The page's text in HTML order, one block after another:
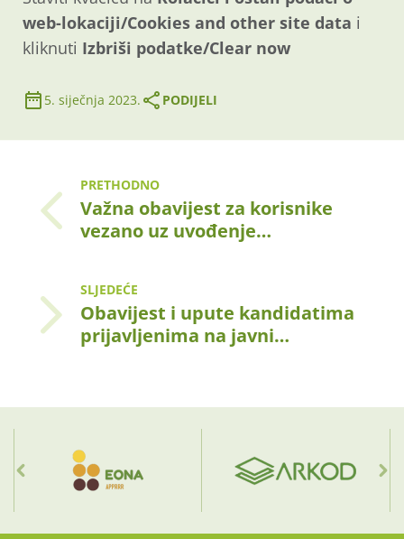
web-lokaciji/Cookies and other site data i
kliknuti Izbriši podatke/Clear now
5. siječnja 2023. PODIJELI
PRETHODNO
Važna obavijest za korisnike
vezano uz uvođenje…
SLJEDEĆE
Obavijest i upute kandidatima
prijavljenima na javni…